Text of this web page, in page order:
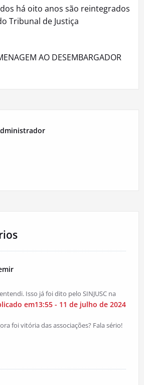
há oito anos são reintegrados
Tribunal de Justiça
AO DESEMBARGADOR
em13:55 - 11 de julho de 2024
Isso já foi dito pelo SINJUSC na
foi vitória das associações? Fala sério!